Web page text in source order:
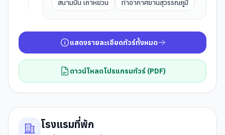
สนามบิน เถาหยวน
ท่าอากาศยานสุวรรณภูมิ
แสดงรายละเอียดทัวร์ทั้งหมด
ดาวน์โหลดโปรแกรมทัวร์ (PDF)
โรงแรมที่พัก